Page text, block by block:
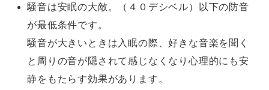
騒音は安眠の大敵。（４０デシベル）以下の防音
が最低条件です。
騒音が大きいときは入眠の際、好きな音楽を聞く
と周りの音が隠されて感じなくなり心理的にも安
静をもたらす効果があります。